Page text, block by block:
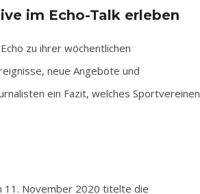
im Echo-Talk erleben
zu ihrer wöchentlichen
neue Angebote und
ein Fazit, welches Sportvereinen
11. November 2020 titelte die